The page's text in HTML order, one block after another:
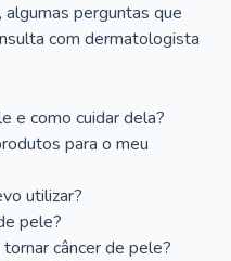
perguntas que
com dermatologista
e como cuidar dela?
para o meu
utilizar?
pele?
câncer de pele?